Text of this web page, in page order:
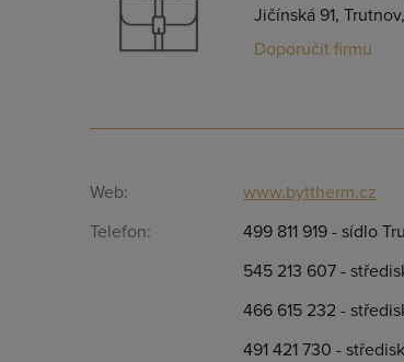
Jičínská 91,
Doporučit firmu
Web:
www.byttherm.cz
Telefon:
499 811 919 - sídlo
545 213 607 -
466 615 232 -
491 421 730 -